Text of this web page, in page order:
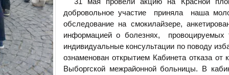
добровольное участие приняла наша
обследование на смокилайзере,
информацией о болезнях,
индивидуальные консультации по поводу
ознаменован открытием Кабинета отказа от
Выборгской межрайонной больницы. В